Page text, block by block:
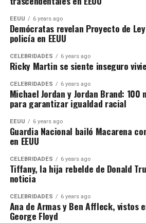
EEUU 6 years ago
Demócratas revelan Proyecto de
policía en EEUU
CELEBRIDADES 6 years ago
Ricky Martin se siente inseguro
CELEBRIDADES 6 years ago
Michael Jordan y Jordan Brand: 100
para garantizar igualdad racial
EEUU 6 years ago
Guardia Nacional bailó Macarena
en EEUU
CELEBRIDADES 6 years ago
Tiffany, la hija rebelde de Donald
noticia
CELEBRIDADES 6 years ago
Ana de Armas y Ben Affleck, vistos
George Floyd